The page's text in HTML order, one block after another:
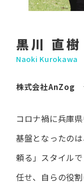
黒川 直樹
Naoki Kurokawa
株式会社AnZog
コロナ禍に​兵庫
基盤となったのは
頼る」スタイルで
任せ、​自らの​役割